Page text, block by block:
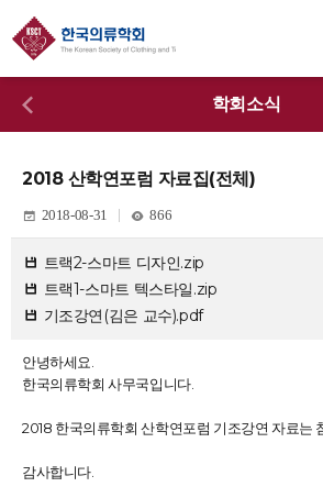
학회소식
2018 산학연포럼 자료집(전체)
2018-08-31 866
트랙2-스마트 디자인.zip
트랙1-스마트 텍스타일.zip
기조강연(김은 교수).pdf
안녕하세요.
한국의류학회 사무국입니다.
2018 한국의류학회 산학연포럼 기조강연 자료는
감사합니다.